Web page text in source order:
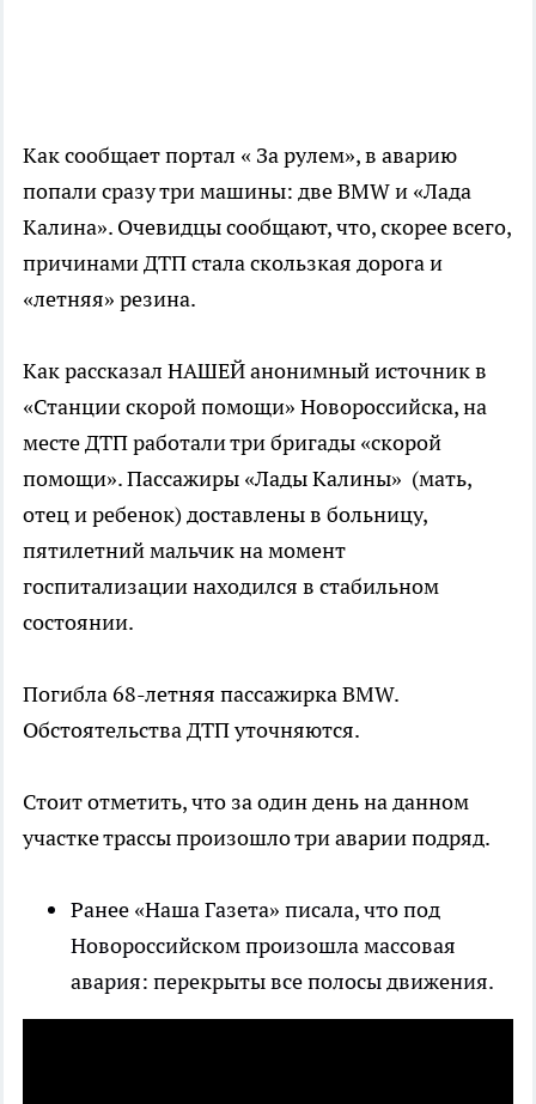
Как сообщает портал « За рулем», в аварию
попали сразу три машины: две BMW и «Лада
Калина». Очевидцы сообщают, что, скорее всего,
причинами ДТП стала скользкая дорога и
«летняя» резина.
Как рассказал НАШЕЙ анонимный источник в
«Станции скорой помощи» Новороссийска, на
месте ДТП работали три бригады «скорой
помощи». Пассажиры «Лады Калины» (мать,
отец и ребенок) доставлены в больницу,
пятилетний мальчик на момент
госпитализации находился в стабильном
состоянии.
Погибла 68-летняя пассажирка BMW.
Обстоятельства ДТП уточняются.
Стоит отметить, что за один день на данном
участке трассы произошло три аварии подряд.
Ранее «Наша Газета» писала, что под
Новороссийском произошла массовая
авария: перекрыты все полосы движения.